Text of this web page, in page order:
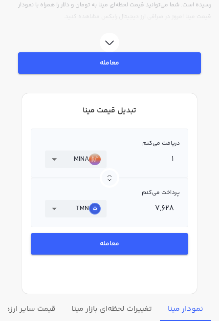
رسیده است. شما می‌توانید قیمت لحظه‌ای مینا به تومان و دلار را همراه با نمودار
قیمت مینا امروز در صرافی ارز دیجیتال رابکس مشاهده کنید.
معامله
تبدیل قیمت مینا
دریافت می‌کنم
MINA
پرداخت می‌کنم
TMN
معامله
نمودار مینا تغییرات لحظه‌ای بازار مینا قیمت سایر